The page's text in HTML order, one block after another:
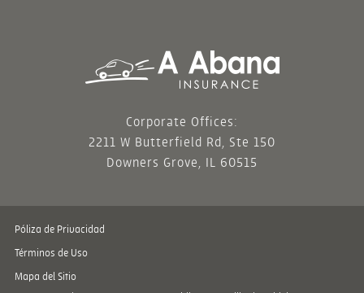
Corporate Offices:
2211 W Butterfield Rd, Ste 150
Downers Grove, IL 60515
Póliza de Privacidad
Términos de Uso
Mapa del Sitio